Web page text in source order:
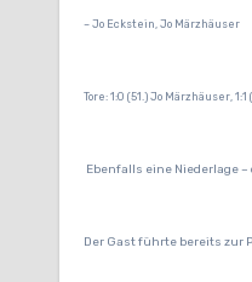
– Jo Eckstein, Jo Märzhäuser
Tore: 1:0 (51.) Jo Märzhäuser, 1:1
Ebenfalls eine Niederlage
Der Gast führte bereits zur